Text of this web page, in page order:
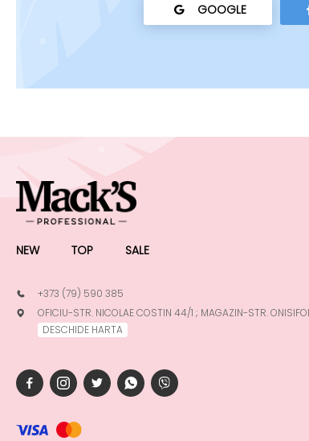
GOOGLE
NEW TOP SALE
+373 (79) 590 385
OFICIU-STR. NICOLAE COSTIN 44/1 ; MAGAZIN-STR.
DESCHIDE HARTA